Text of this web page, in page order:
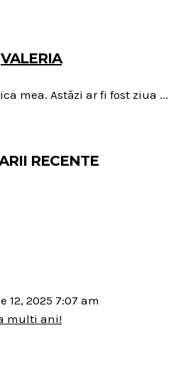
VALERIA
mea. Astăzi ar fi fost ziua ...
RECENTE
12, 2025 7:07 am
multi ani!